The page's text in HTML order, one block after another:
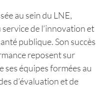
au sein du LNE,
de l’innovation et
publique. Son succès
reposent sur
ses équipes formées au
d’évaluation et de